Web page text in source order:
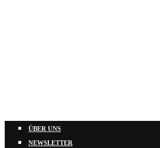
ÜBER UNS
NEWSLETTER